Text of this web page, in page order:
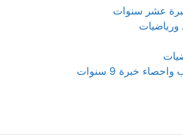
عشر سنوات
خبرة 9 سنوات